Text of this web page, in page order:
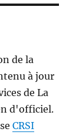
de la
à jour
de La
d'officiel.
CRSI